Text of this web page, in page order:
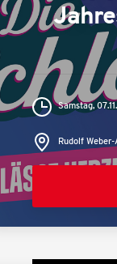
Samstag,
Rudolf